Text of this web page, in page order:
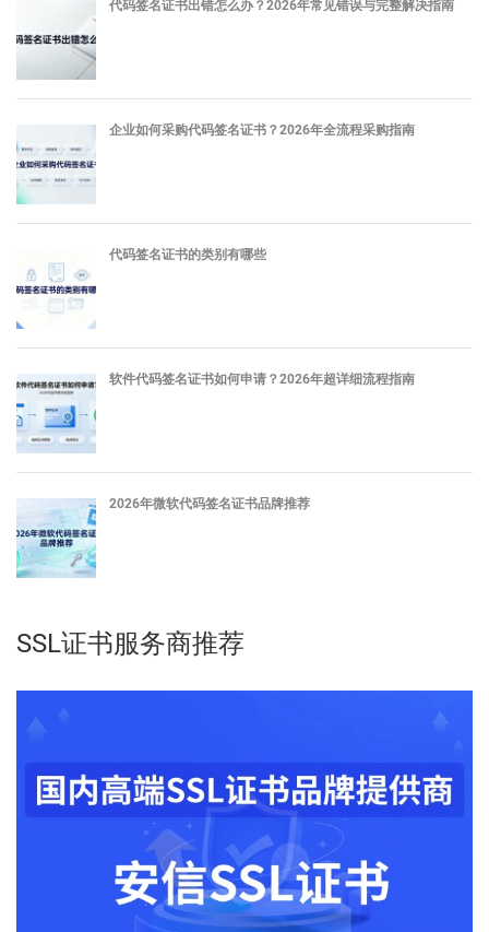
代码签名证书出错怎么办？2026年常见错误与完整解决指南
企业如何采购代码签名证书？2026年全流程采购指南
代码签名证书的类别有哪些
软件代码签名证书如何申请？2026年超详细流程指南
2026年微软代码签名证书品牌推荐
SSL证书服务商推荐